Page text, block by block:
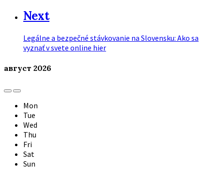
Next
Legálne a bezpečné stávkovanie na Slovensku: Ako sa
vyznať v svete online hier
август 2026
Previous
Month
Next
Month
Mon
Tue
Wed
Thu
Fri
Sat
Sun